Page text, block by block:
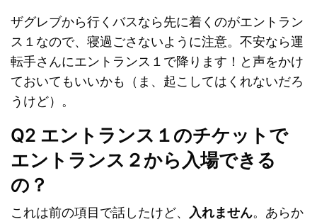
ザグレブから行くバスなら先に着くのがエントラン
ス１なので、寝過ごさないように注意。不安なら運
転手さんにエントランス１で降ります！と声をかけ
ておいてもいいかも（ま、起こしてはくれないだろ
うけど）。
Q2 エントランス１のチケットで
エントランス２から入場できる
の？
これは前の項目で話したけど、 入れません。あらか